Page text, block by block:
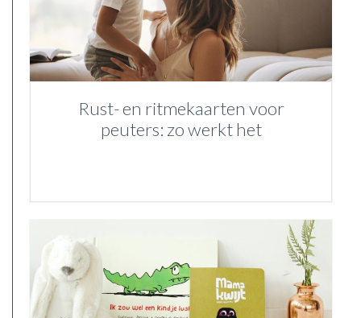
Rust- en ritmekaarten voor
peuters: zo werkt het